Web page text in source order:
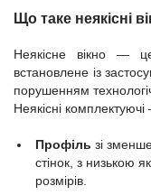
Що таке неякісні
Неякісне вікно —
встановлене із
порушенням
Неякісні
Профіль зі
стінок, з низькою
розмірів.